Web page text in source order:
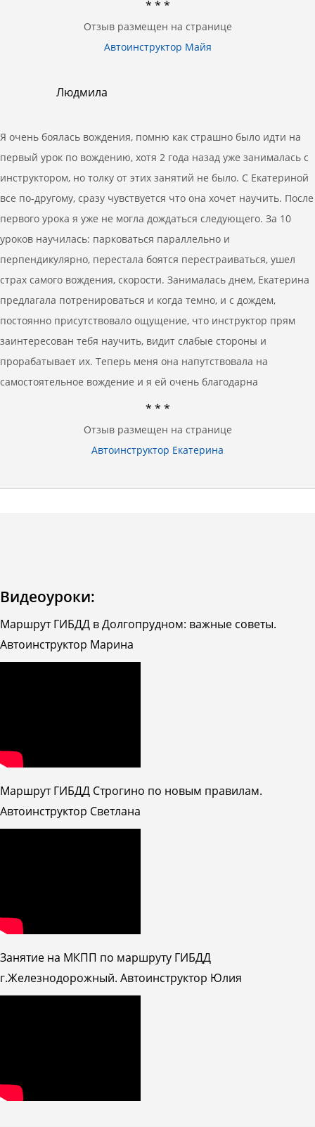
* * *
Отзыв размещен на странице
Автоинструктор Майя
Людмила
Я очень боялась вождения, помню как страшно было идти на
первый урок по вождению, хотя 2 года назад уже занималась с
инструктором, но толку от этих занятий не было. С Екатериной
все по-другому, сразу чувствуется что она хочет научить. После
первого урока я уже не могла дождаться следующего. За 10
уроков научилась: парковаться параллельно и
перпендикулярно, перестала боятся перестраиваться, ушел
страх самого вождения, скорости. Занималась днем, Екатерина
предлагала потренироваться и когда темно, и с дождем,
постоянно присутствовало ощущение, что инструктор прям
заинтересован тебя научить, видит слабые стороны и
прорабатывает их. Теперь меня она напутствовала на
самостоятельное вождение и я ей очень благодарна
* * *
Отзыв размещен на странице
Автоинструктор Екатерина
Видеоуроки:
Маршрут ГИБДД в Долгопрудном: важные советы.
Автоинструктор Марина
Маршрут ГИБДД Строгино по новым правилам.
Автоинструктор Светлана
Занятие на МКПП по маршруту ГИБДД
г.Железнодорожный. Автоинструктор Юлия